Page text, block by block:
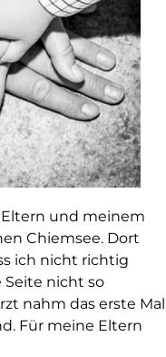
und meinem
Chiemsee. Dort
ich nicht richtig
nicht so
nahm das erste Mal
Für meine Eltern